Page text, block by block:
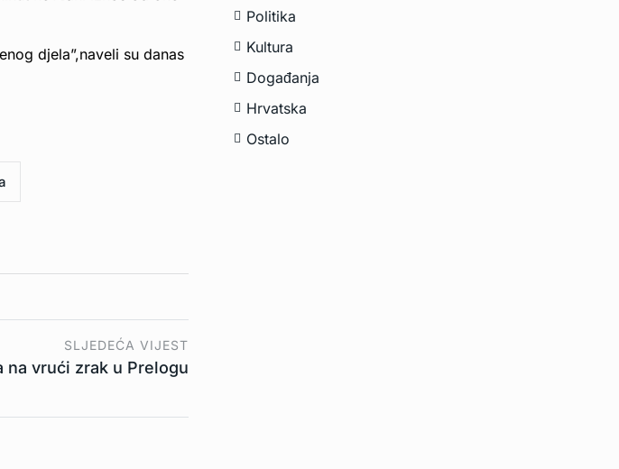
djela”,naveli su danas
SLJEDEĆA VIJEST
na vrući zrak u Prelogu
Politika
Kultura
Događanja
Hrvatska
Ostalo